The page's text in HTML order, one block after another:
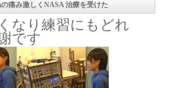
痛み激しくNASA 治療を受けた
なり練習にもどれ
です